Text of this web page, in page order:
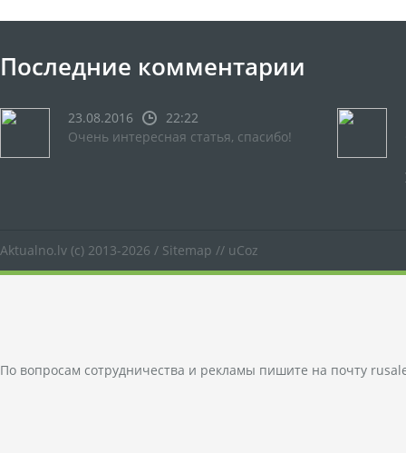
Последние комментарии
23.08.2016
22:22
Очень интересная статья, спасибо!
Aktualno.lv (c) 2013-2026 / Sitemap // uCoz
По вопросам сотрудничества и рекламы пишите на почту